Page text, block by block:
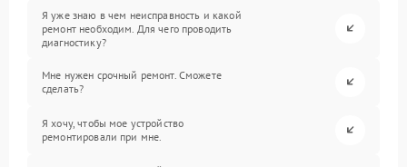
Я уже знаю в чем неисправность и какой
ремонт необходим. Для чего проводить
диагностику?
Мне нужен срочный ремонт. Сможете
сделать?
Я хочу, чтобы мое устройство
ремонтировали при мне.